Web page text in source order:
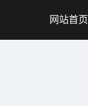
网站首页